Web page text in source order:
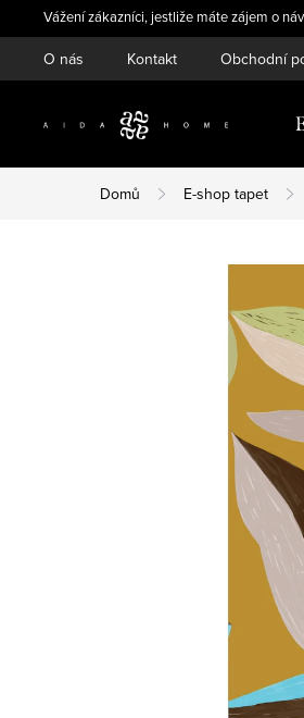
na
obsah
Vážení zákazníci, jestliže máte zájem o
O nás Kontakt Obchodní
Domů E-shop tapet